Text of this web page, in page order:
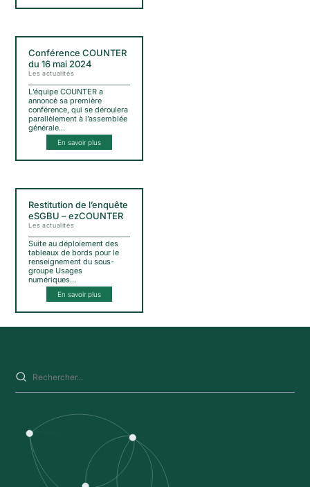
Conférence COUNTER
du 16 mai 2024
Les actualités
L’équipe COUNTER a
annoncé sa première
conférence, qui se déroulera
parallèlement à l’assemblée
générale…
En savoir plus
Restitution de l’enquête
eSGBU – ezCOUNTER
Les actualités
Suite au déploiement des
tableaux de bords pour le
renseignement du sous-
groupe Usages
numériques…
En savoir plus